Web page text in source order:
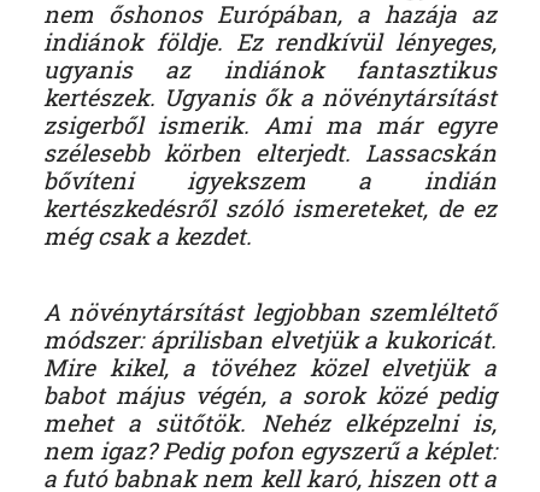
nem őshonos Európában, a hazája az
indiánok földje. Ez rendkívül lényeges,
ugyanis az indiánok fantasztikus
kertészek. Ugyanis ők a növénytársítást
zsigerből ismerik. Ami ma már egyre
szélesebb körben elterjedt. Lassacskán
bővíteni igyekszem a indián
kertészkedésről szóló ismereteket, de ez
még csak a kezdet.
A növénytársítást legjobban szemléltető
módszer: áprilisban elvetjük a kukoricát.
Mire kikel, a tövéhez közel elvetjük a
babot május végén, a sorok közé pedig
mehet a sütőtök. Nehéz elképzelni is,
nem igaz? Pedig pofon egyszerű a képlet:
a futó babnak nem kell karó, hiszen ott a